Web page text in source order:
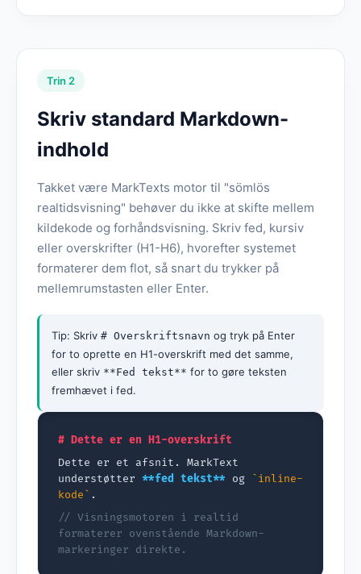
Trin 2
Skriv standard Markdown-
indhold
Takket være MarkTexts motor til "sömlös
realtidsvisning" behøver du ikke at skifte mellem
kildekode og forhåndsvisning. Skriv fed, kursiv
eller overskrifter (H1-H6), hvorefter systemet
formaterer dem flot, så snart du trykker på
mellemrumstasten eller Enter.
Tip: Skriv # Overskriftsnavn og tryk på Enter
for to oprette en H1-overskrift med det samme,
eller skriv **Fed tekst** for to gøre teksten
fremhævet i fed.
# Dette er en H1-overskrift
Dette er et afsnit. MarkText
understøtter **fed tekst** og
`inline-
kode` .
// Visningsmotoren i realtid
formaterer ovenstående Markdown-
markeringer direkte.